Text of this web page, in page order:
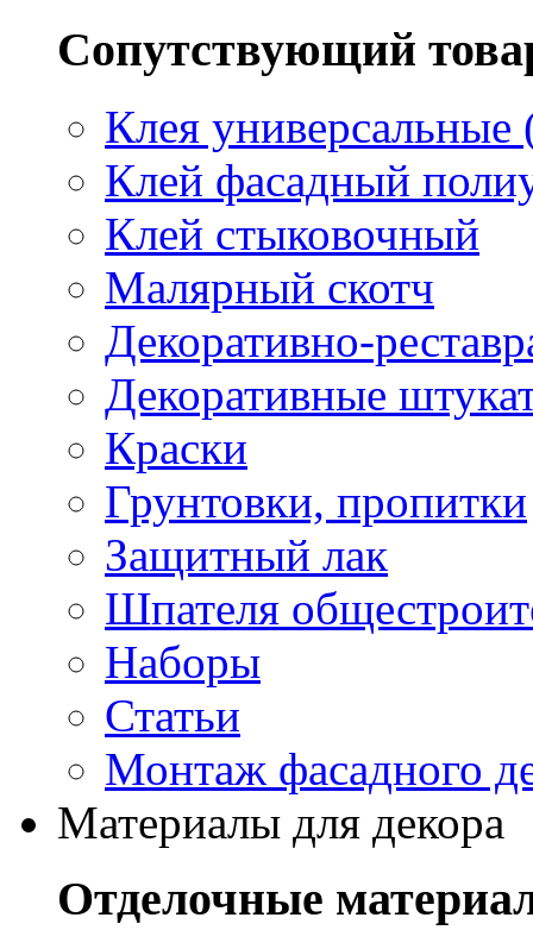
Сопутствующий
Клея универсальные
Клей фасадный
Клей стыковочный
Малярный скотч
Декоративно-
Декоративные
Краски
Грунтовки, пропитки
Защитный лак
Шпателя
Наборы
Статьи
Монтаж фасадного
Материалы для декора
Отделочные